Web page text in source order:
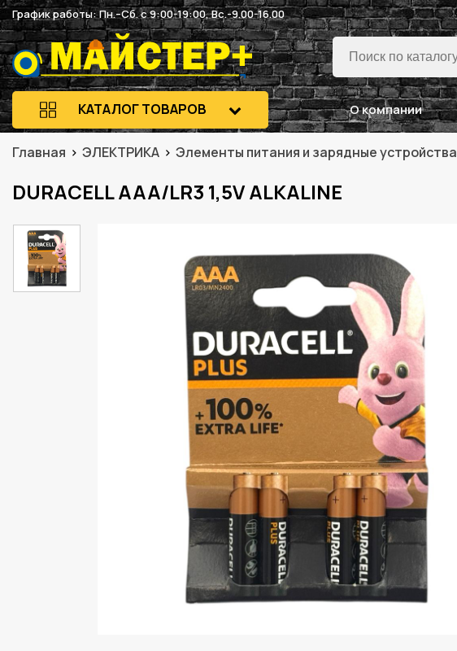
График работы: Пн.–Сб. с 9:00-19:00, Вс.-9.00-16.00
КАТАЛОГ ТОВАРОВ О компании
Главная ЭЛЕКТРИКА Элементы питания и зарядные устройства
DURACELL AAA/LR3 1,5V ALKALINE